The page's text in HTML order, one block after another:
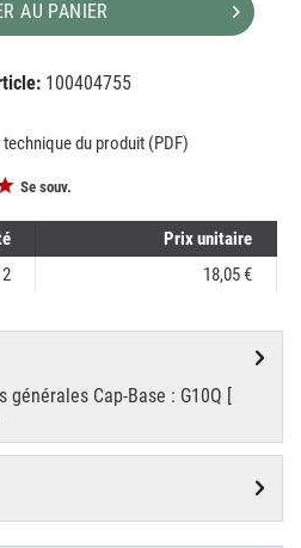
AU PANIER
100404755
technique du produit (PDF)
Se souv.
Prix unitaire
18,05 €
Cap-Base : G10Q [